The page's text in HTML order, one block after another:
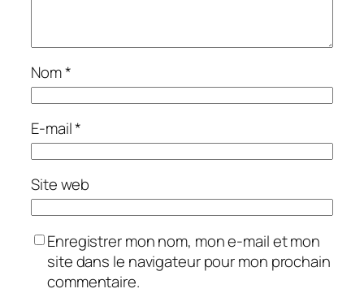
Nom*
E-mail*
Site web
Enregistrer mon nom, mon e-mail et mon
site dans le navigateur pour mon prochain
commentaire.